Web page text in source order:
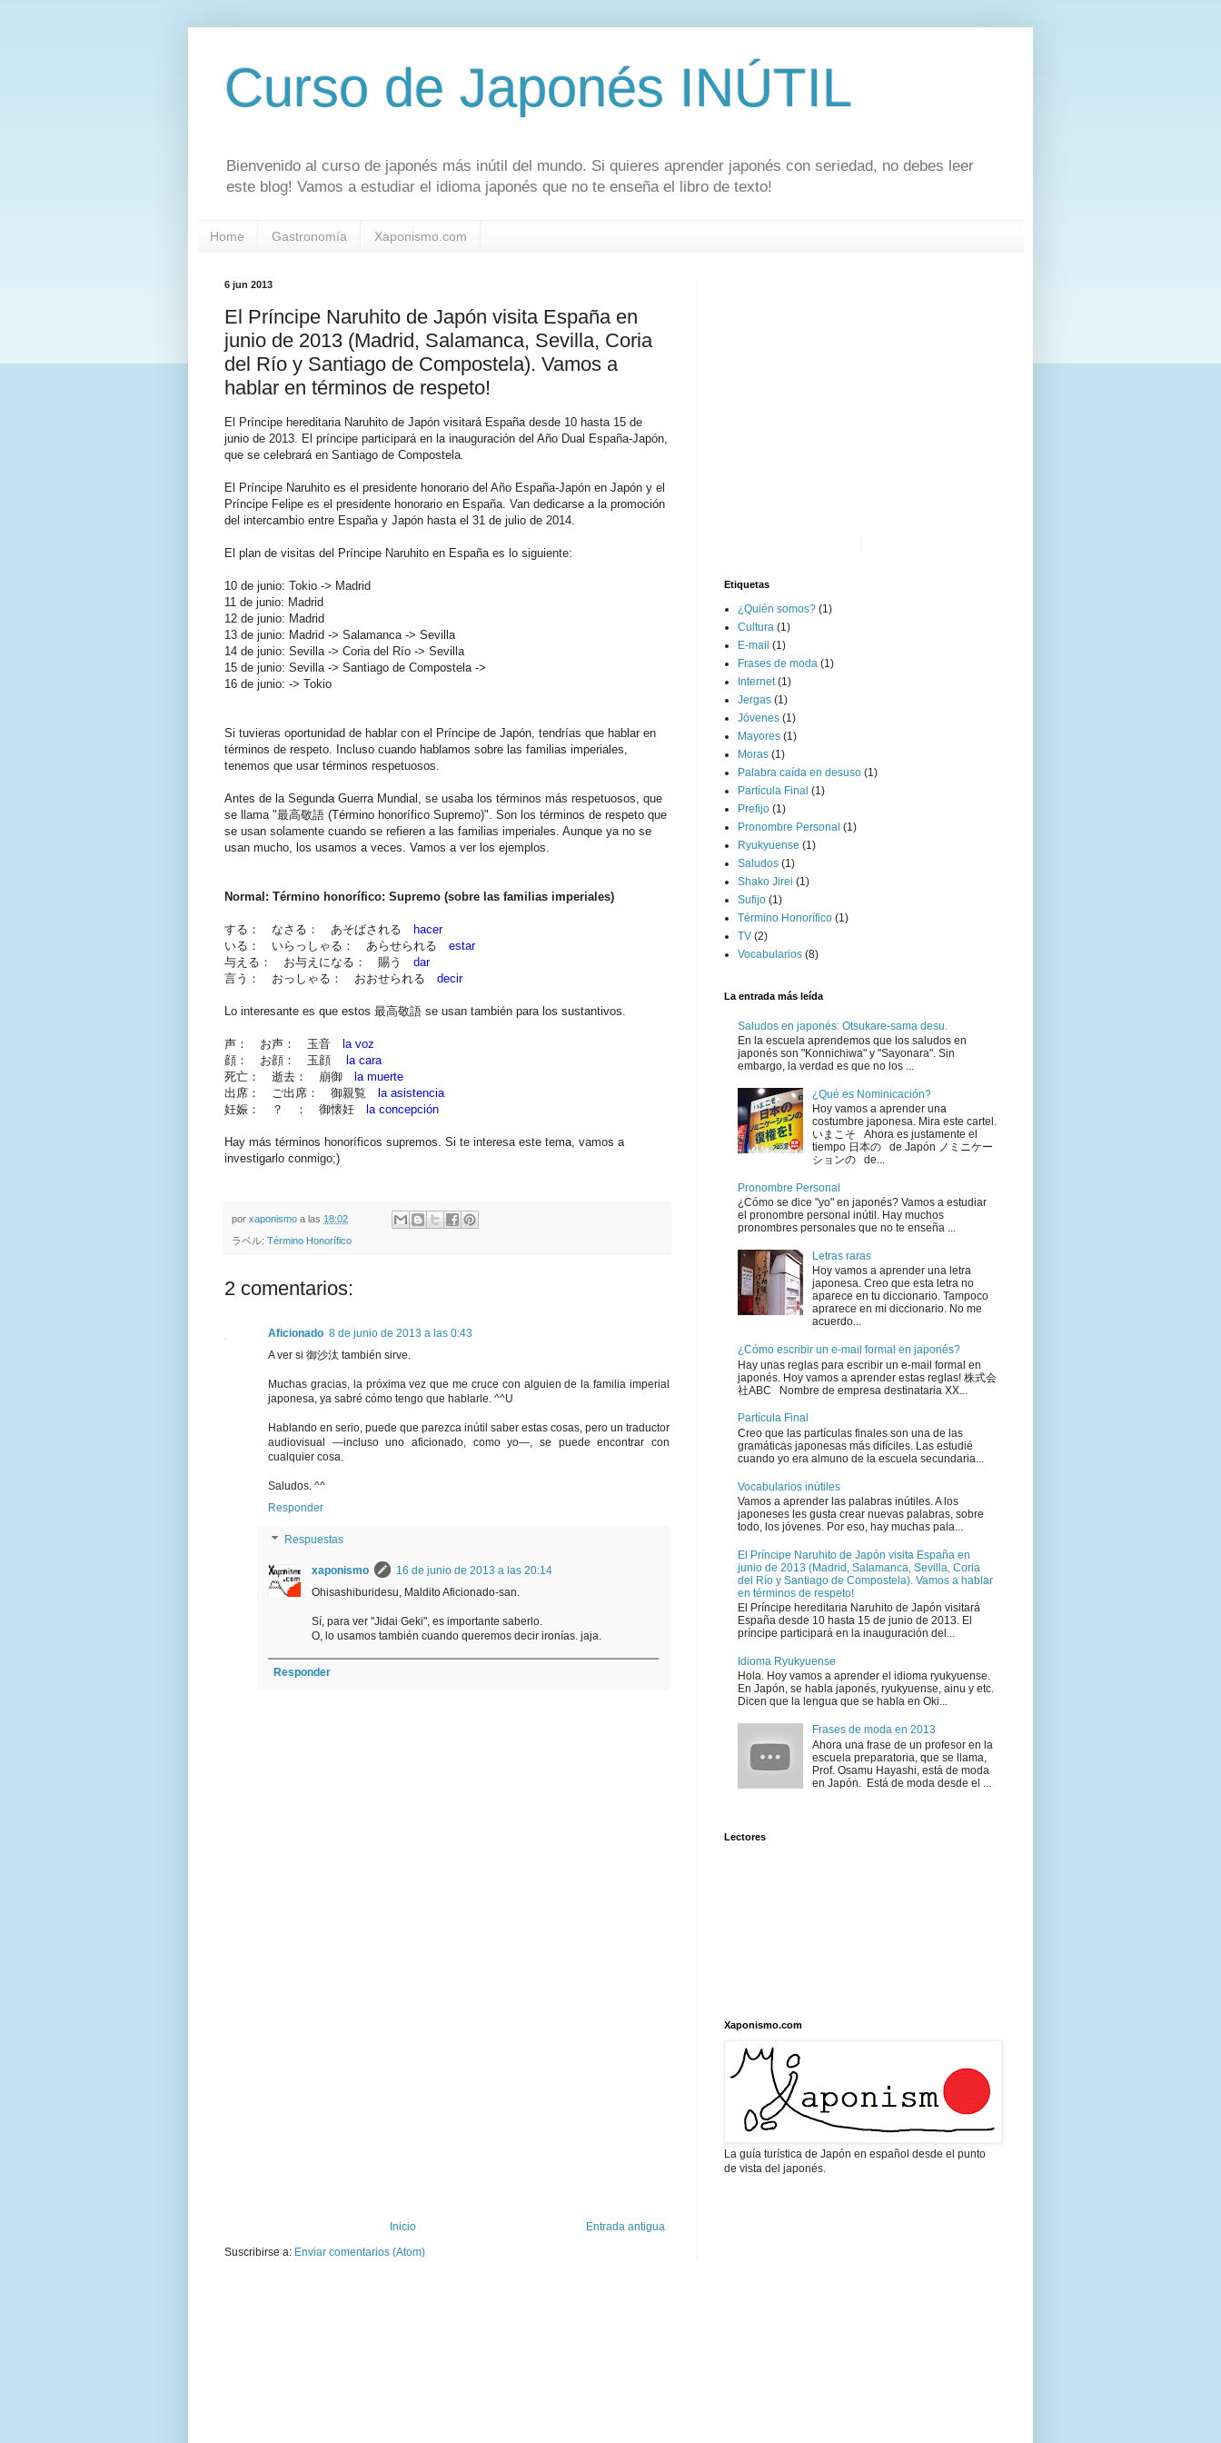
Curso de Japonés INÚTIL
Bienvenido al curso de japonés más inútil del mundo. Si quieres aprender japonés con seriedad, no debes leer
este blog! Vamos a estudiar el idioma japonés que no te enseña el libro de texto!
Home Gastronomía Xaponismo.com
6 jun 2013
El Príncipe Naruhito de Japón visita España en
junio de 2013 (Madrid, Salamanca, Sevilla, Coria
del Río y Santiago de Compostela). Vamos a
hablar en términos de respeto!
El Príncipe hereditaria Naruhito de Japón visitará España desde 10 hasta 15 de
junio de 2013. El príncipe participará en la inauguración del Año Dual España-Japón,
que se celebrará en Santiago de Compostela.
El Príncipe Naruhito es el presidente honorario del Año España-Japón en Japón y el
Príncipe Felipe es el presidente honorario en España. Van dedicarse a la promoción
del intercambio entre España y Japón hasta el 31 de julio de 2014.
El plan de visitas del Príncipe Naruhito en España es lo siguiente:
10 de junio: Tokio -> Madrid
11 de junio: Madrid
12 de junio: Madrid
13 de junio: Madrid -> Salamanca -> Sevilla
14 de junio: Sevilla -> Coria del Río -> Sevilla
15 de junio: Sevilla -> Santiago de Compostela ->
16 de junio: -> Tokio
Si tuvieras oportunidad de hablar con el Príncipe de Japón, tendrías que hablar en
términos de respeto. Incluso cuando hablamos sobre las familias imperiales,
tenemos que usar términos respetuosos.
Antes de la Segunda Guerra Mundial, se usaba los términos más respetuosos, que
se llama "最高敬語 (Término honorífico Supremo)". Son los términos de respeto que
se usan solamente cuando se refieren a las familias imperiales. Aunque ya no se
usan mucho, los usamos a veces. Vamos a ver los ejemplos.
Normal: Término honorífico: Supremo (sobre las familias imperiales)
する： なさる： あそばされる
hacer
いる： いらっしゃる： あらせられる estar
与える： お与えになる： 賜う dar
言う： おっしゃる： おおせられる decir
Lo interesante es que estos 最高敬語 se usan también para los sustantivos.
声： お声： 玉音
la voz
顔： お顔： 玉顔
la cara
死亡： 逝去： 崩御
la muerte
出席： ご出席： 御親覧
la asistencia
妊娠： ？ ： 御懐妊
la concepción
Hay más términos honoríficos supremos. Si te interesa este tema, vamos a
investigarlo conmigo;)
por xaponismo a las 18:02
ラベル: Término Honorífico
2 comentarios:
Aficionado 8 de junio de 2013 a las 0:43
A ver si 御沙汰 también sirve.
Muchas gracias, la próxima vez que me cruce con alguien de la familia imperial
japonesa, ya sabré cómo tengo que hablarle. ^^U
Hablando en serio, puede que parezca inútil saber estas cosas, pero un traductor
audiovisual —incluso uno aficionado, como yo—, se puede encontrar con
cualquier cosa.
Saludos. ^^
Responder
Respuestas
xaponismo
16 de junio de 2013 a las 20:14
Ohisashiburidesu, Maldito Aficionado-san.
Sí, para ver "Jidai Geki", es importante saberlo.
O, lo usamos también cuando queremos decir ironías. jaja.
Responder
Entrada antigua
Inicio
Suscribirse a: Enviar comentarios (Atom)
Etiquetas
¿Quién somos? (1)
Cultura (1)
E-mail (1)
Frases de moda (1)
Internet (1)
Jergas (1)
Jóvenes (1)
Mayores (1)
Moras (1)
Palabra caída en desuso (1)
Partícula Final (1)
Prefijo (1)
Pronombre Personal (1)
Ryukyuense (1)
Saludos (1)
Shako Jirei (1)
Sufijo (1)
Término Honorífico (1)
TV (2)
Vocabularios (8)
La entrada más leída
Saludos en japonés: Otsukare-sama desu.
En la escuela aprendemos que los saludos en
japonés son "Konnichiwa" y "Sayonara". Sin
embargo, la verdad es que no los ...
¿Qué es Nominicación?
Hoy vamos a aprender una
costumbre japonesa. Mira este cartel.
いまこそ Ahora es justamente el
tiempo 日本の de Japón ノミニケー
ションの de...
Pronombre Personal
¿Cómo se dice "yo" en japonés? Vamos a estudiar
el pronombre personal inútil. Hay muchos
pronombres personales que no te enseña ...
Letras raras
Hoy vamos a aprender una letra
japonesa. Creo que esta letra no
aparece en tu diccionario. Tampoco
aprarece en mi diccionario. No me
acuerdo...
¿Cómo escribir un e-mail formal en japonés?
Hay unas reglas para escribir un e-mail formal en
japonés. Hoy vamos a aprender estas reglas! 株式会
社ABC Nombre de empresa destinataria XX...
Partícula Final
Creo que las partículas finales son una de las
gramáticas japonesas más difíciles. Las estudié
cuando yo era almuno de la escuela secundaria...
Vocabularios inútiles
Vamos a aprender las palabras inútiles. A los
japoneses les gusta crear nuevas palabras, sobre
todo, los jóvenes. Por eso, hay muchas pala...
El Príncipe Naruhito de Japón visita España en
junio de 2013 (Madrid, Salamanca, Sevilla, Coria
del Río y Santiago de Compostela). Vamos a hablar
en términos de respeto!
El Príncipe hereditaria Naruhito de Japón visitará
España desde 10 hasta 15 de junio de 2013. El
príncipe participará en la inauguración del...
Idioma Ryukyuense
Hola. Hoy vamos a aprender el idioma ryukyuense.
En Japón, se habla japonés, ryukyuense, ainu y etc.
Dicen que la lengua que se habla en Oki...
Frases de moda en 2013
Ahora una frase de un profesor en la
escuela preparatoria, que se llama,
Prof. Osamu Hayashi, está de moda
en Japón. Está de moda desde el ...
Lectores
Xaponismo.com
La guía turística de Japón en español desde el punto
de vista del japonés.